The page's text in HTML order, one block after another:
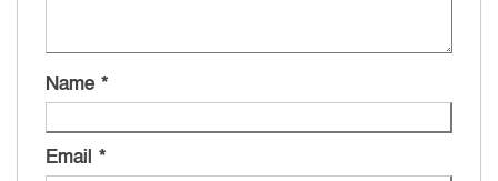
Name *
Email *